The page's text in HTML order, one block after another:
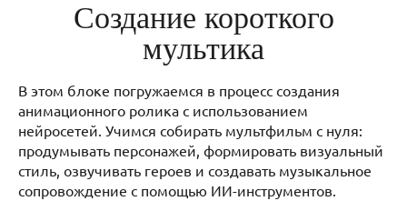
Создание короткого
мультика
В этом блоке погружаемся в процесс создания
анимационного ролика с использованием
нейросетей. Учимся собирать мультфильм с нуля:
продумывать персонажей, формировать визуальный
стиль, озвучивать героев и создавать музыкальное
сопровождение с помощью ИИ-инструментов.